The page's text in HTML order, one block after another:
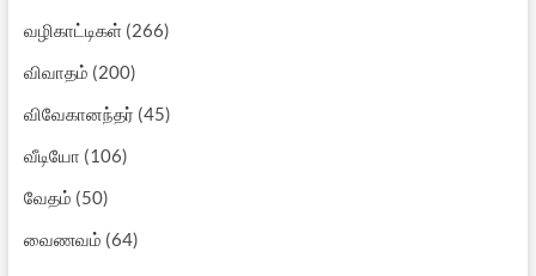
வழிகாட்டிகள்(266)
விவாதம் (200)
விவேகானந்தர் (45)
வீடியோ (106)
வேதம் (50)
வைணவம் (64)